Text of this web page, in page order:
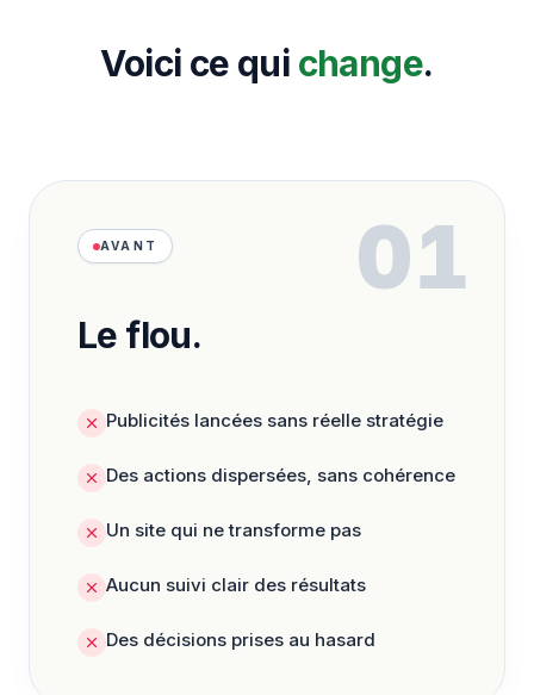
Voici ce qui change.
01
AVANT
Le flou.
Publicités lancées sans réelle stratégie
Des actions dispersées, sans cohérence
Un site qui ne transforme pas
Aucun suivi clair des résultats
Des décisions prises au hasard